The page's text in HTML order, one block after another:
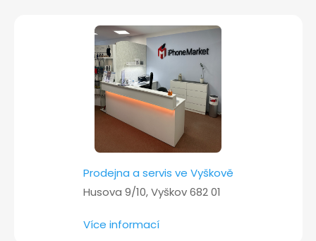
Prodejna a servis ve Vyškově
Husova 9/10, Vyškov 682 01
Více informací